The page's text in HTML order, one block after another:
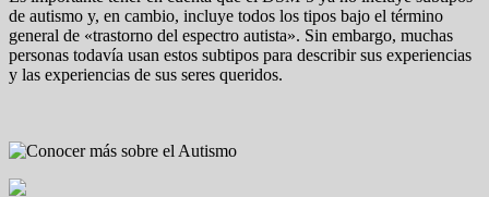
de autismo y, en cambio, incluye todos los tipos bajo el término
general de «trastorno del espectro autista». Sin embargo, muchas
personas todavía usan estos subtipos para describir sus experiencias
y las experiencias de sus seres queridos.